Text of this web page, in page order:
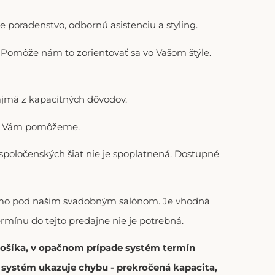
odbornú asistenciu a styling.
nám to zorientovať sa vo Vašom štýle.
z kapacitných dôvodov.
pomôžeme.
šiat nie je spoplatnená. Dostupné
pod našim svadobným salónom. Je vhodná
do tejto predajne nie je potrebná.
v opačnom prípade systém termín
ukazuje chybu - prekročená kapacita,